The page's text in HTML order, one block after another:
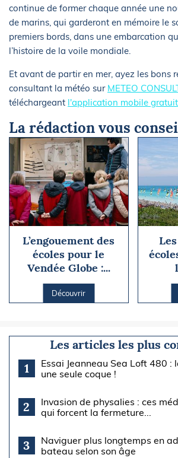
continue de former chaque année une
de marins, qui garderont en mémoire le
premiers bords, dans une embarcation
l’histoire de la voile mondiale.
Et avant de partir en mer, ayez les bons
consultant la météo sur METEO
téléchargeant l'application mobile
La rédaction vous
L’engouement des
écoles pour le
Vendée Globe :...
Découvrir
Les articles les plus
1
Essai Jeanneau Sea Loft 480 :
une seule coque !
2
Invasion de physalies : ces
qui forcent la fermeture...
3
Naviguer plus longtemps en
bateau selon son âge